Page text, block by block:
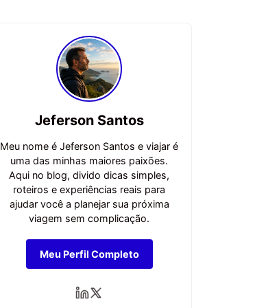
Jeferson Santos
Meu nome é Jeferson Santos e viajar é
uma das minhas maiores paixões.
Aqui no blog, divido dicas simples,
roteiros e experiências reais para
ajudar você a planejar sua próxima
viagem sem complicação.
Meu Perfil Completo